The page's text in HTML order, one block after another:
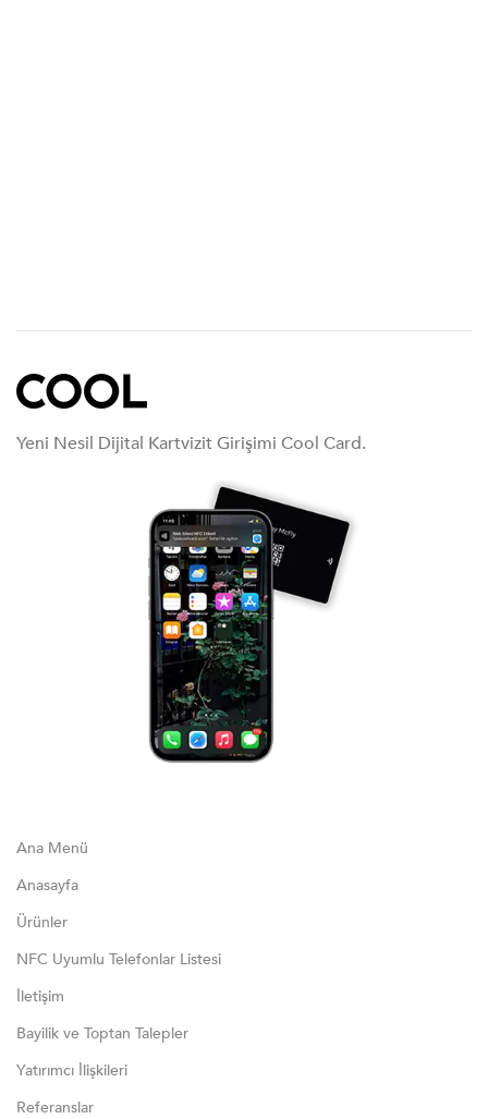
Yeni Nesil Dijital Kartvizit Girişimi Cool Card.
Ana Menü
Anasayfa
Ürünler
NFC Uyumlu Telefonlar Listesi
İletişim
Bayilik ve Toptan Talepler
Yatırımcı İlişkileri
Referanslar